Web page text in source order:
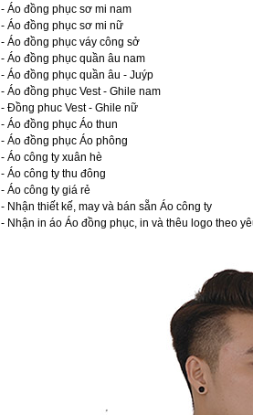
- Áo đồng phục sơ mi nam
- Áo đồng phục sơ mi nữ
- Áo đồng phục váy công sở
- Áo đồng phục quần âu nam
- Áo đồng phục quần âu - Juýp
- Áo đồng phục Vest - Ghile nam
- Đồng phuc Vest - Ghile nữ
- Áo đồng phục Áo thun
- Áo đồng phục Áo phông
- Áo công ty xuân hè
- Áo công ty thu đông
- Áo công ty giá rẻ
- Nhận thiết kế, may và bán sẵn Áo công ty
- Nhận in áo Áo đồng phục, in và thêu logo theo